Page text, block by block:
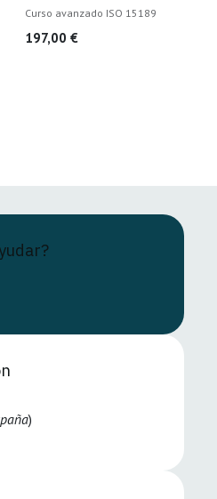
Curso avanzado ISO 15189
197,00 €
)